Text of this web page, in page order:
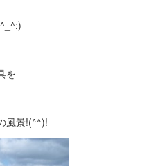
を
風景!(^^)!